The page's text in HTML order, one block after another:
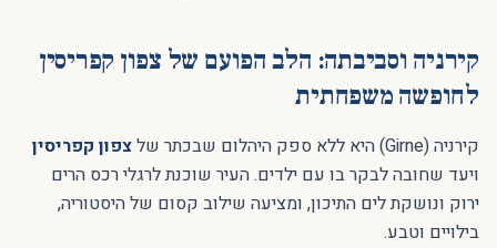
קירניה וסביבתה: הלב הפועם של צפון קפריסין
לחופשה משפחתית
קירניה (Girne) היא ללא ספק היהלום שבכתר של
צפון קפריסין
ויעד שחובה לבקר בו עם ילדים. העיר שוכנת לרגלי רכס הרים
ירוק ונושקת לים התיכון, ומציעה שילוב קסום של היסטוריה,
בילויים וטבע.